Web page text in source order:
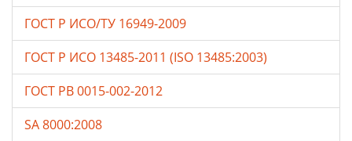
ГОСТ Р ИСО/ТУ 16949-2009
ГОСТ Р ИСО 13485-2011 (ISO 13485:2003)
ГОСТ РВ 0015-002-2012
SA 8000:2008